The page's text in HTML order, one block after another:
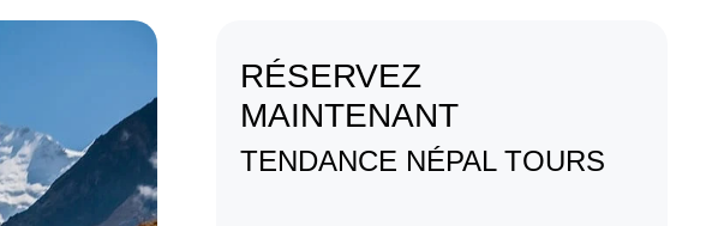
RÉSERVEZ
MAINTENANT
TENDANCE NÉPAL TOURS